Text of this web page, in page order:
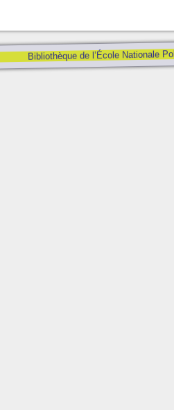
Bibliothèque de l’École Nationale